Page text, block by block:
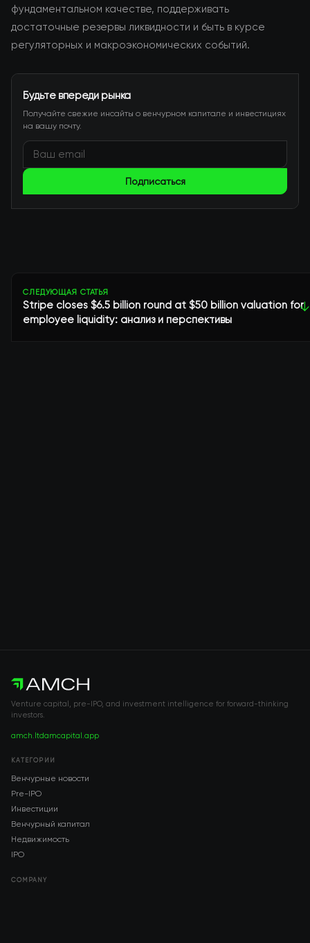
фундаментальном качестве, поддерживать
достаточные резервы ликвидности и быть в курсе
регуляторных и макроэкономических событий.
Будьте впереди рынка
Получайте свежие инсайты о венчурном капитале и инвестициях
на вашу почту.
Подписаться
СЛЕДУЮЩАЯ СТАТЬЯ
Stripe closes $6.5 billion round at $50 billion valuation for
employee liquidity: анализ и перспективы
↓
Venture capital, pre-IPO, and investment intelligence for forward-thinking
investors.
amch.ltdamcapital.app
КАТЕГОРИИ
Венчурные новости
Pre-IPO
Инвестиции
Венчурный капитал
Недвижимость
IPO
COMPANY